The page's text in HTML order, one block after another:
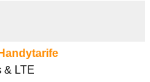
& LTE